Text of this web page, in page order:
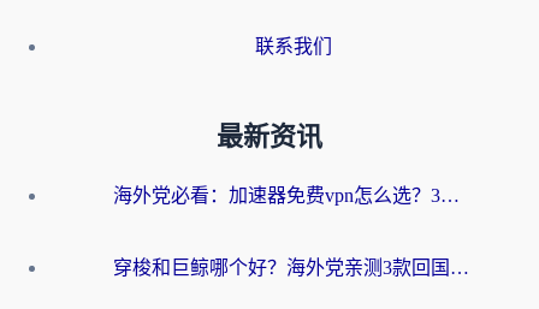
联系我们
最新资讯
海外党必看：加速器免费vpn怎么选？3步教你无缝访问国内资源
穿梭和巨鲸哪个好？海外党亲测3款回国加速器，教你避开90%的坑